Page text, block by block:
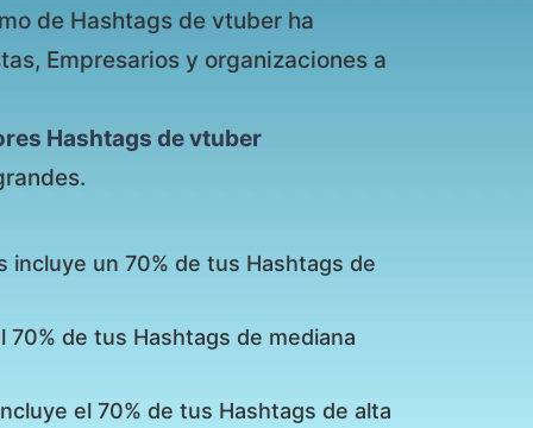
de Hashtags de vtuber ha
Empresarios y organizaciones a
Hashtags de vtuber
incluye un 70% de tus Hashtags de
de tus Hashtags de mediana
el 70% de tus Hashtags de alta